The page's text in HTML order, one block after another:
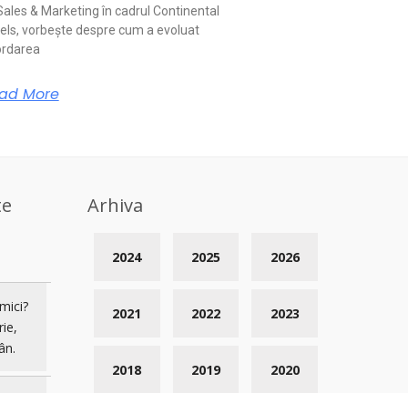
& Marketing în cadrul Continental
vorbește despre cum a evoluat
More
Arhiva
2026
2025
2024
2023
2022
2021
2020
2019
2018